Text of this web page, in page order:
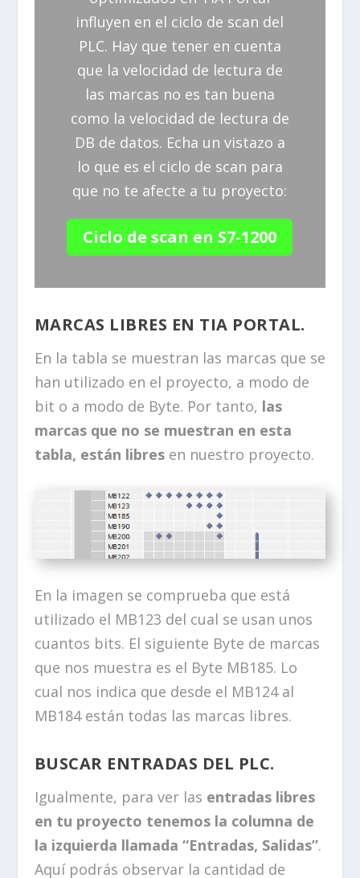
influyen en el ciclo de scan del
PLC. Hay que tener en cuenta
que la velocidad de lectura de
las marcas no es tan buena
como la velocidad de lectura de
DB de datos. Echa un vistazo a
lo que es el ciclo de scan para
que no te afecte a tu proyecto:
Ciclo de scan en S7-1200
MARCAS LIBRES EN TIA PORTAL.
En la tabla se muestran las marcas que se
han utilizado en el proyecto, a modo de
bit o a modo de Byte. Por tanto, las
marcas que no se muestran en esta
tabla, están libresen nuestro proyecto.
En la imagen se comprueba que está
utilizado el MB123 del cual se usan unos
cuantos bits. El siguiente Byte de marcas
que nos muestra es el Byte MB185. Lo
cual nos indica que desde el MB124 al
MB184 están todas las marcas libres.
BUSCAR ENTRADAS DEL PLC.
Igualmente, para ver las entradas libres
en tu proyecto tenemos la columna de
la izquierda llamada “Entradas, Salidas”.
Aquí podrás observar la cantidad de